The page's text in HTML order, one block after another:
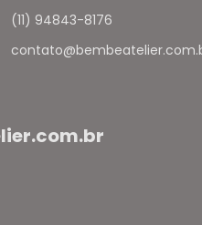
(11) 94843-8176